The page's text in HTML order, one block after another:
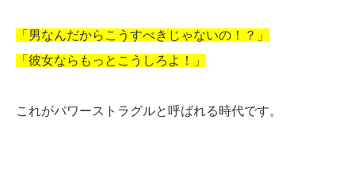
「男なんだからこうすべきじゃないの！？」
「彼女ならもっとこうしろよ！」
これがパワーストラグルと呼ばれる時代です。